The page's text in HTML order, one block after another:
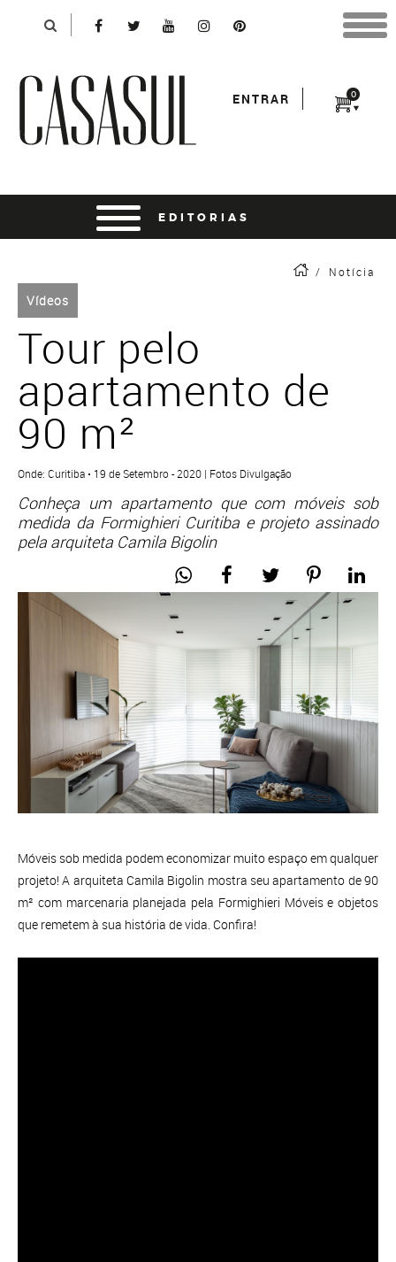
0
ENTRAR
/ Notícia
Vídeos
Tour pelo
apartamento de
90 m²
Onde: Curitiba • 19 de Setembro - 2020 | Fotos Divulgação
Conheça um apartamento que com móveis sob
medida da Formighieri Curitiba e projeto assinado
pela arquiteta Camila Bigolin
Móveis sob medida podem economizar muito espaço em qualquer
projeto! A arquiteta Camila Bigolin mostra seu apartamento de 90
m² com marcenaria planejada pela Formighieri Móveis e objetos
que remetem à sua história de vida. Confira!
*Para finalizar sua compra informe seu e-mail:
*Senha:
entrar usando o facebook